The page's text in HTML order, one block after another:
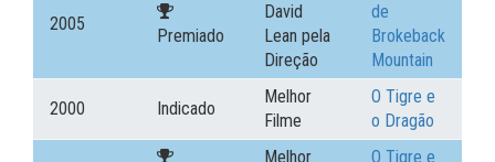
2005
Premiado
David
Lean pela
Direção
de
Brokeback
Mountain
2000 Indicado
Melhor
Filme
O Tigre e
o Dragão
Melhor O Tigre e